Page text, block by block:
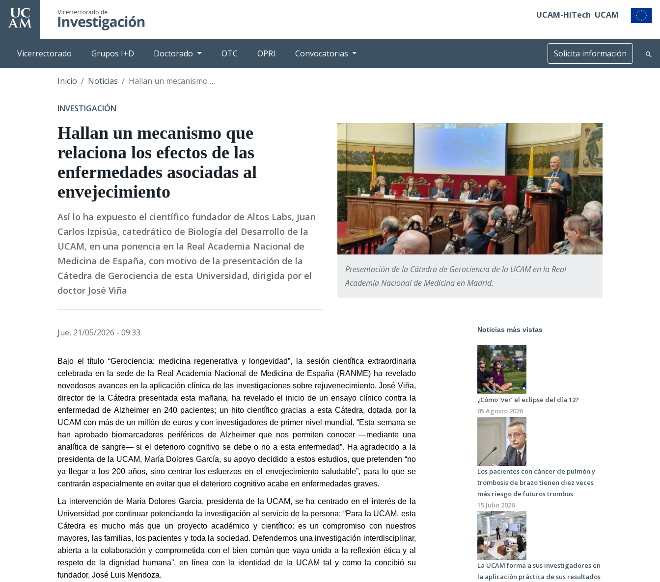
Pasar
principal
UCAM-HiTech UCAM
Vicerrectorado Grupos I+D Doctorado OTC OPRI Convocatorias Solicita información
Inicio Noticias Hallan un mecanismo que relaciona los efectos de las enfermedades asociadas al envejecimiento
INVESTIGACIÓN
Hallan un mecanismo que
relaciona los efectos de las
enfermedades asociadas al
envejecimiento
Así lo ha expuesto el científico fundador de Altos Labs, Juan
Carlos Izpisúa, catedrático de Biología del Desarrollo de la
UCAM, en una ponencia en la Real Academia Nacional de
Medicina de España, con motivo de la presentación de la
Cátedra de Gerociencia de esta Universidad, dirigida por el
doctor José Viña
Presentación de la Cátedra de Gerociencia de la UCAM en la Real
Academia Nacional de Medicina en Madrid.
Jue, 21/05/2026 - 09:33
Bajo el título “Gerociencia: medicina regenerativa y longevidad”, la sesión científica extraordinaria
celebrada en la sede de la Real Academia Nacional de Medicina de España (RANME) ha revelado
novedosos avances en la aplicación clínica de las investigaciones sobre rejuvenecimiento. José Viña,
director de la Cátedra presentada esta mañana, ha revelado el inicio de un ensayo clínico contra la
enfermedad de Alzheimer en 240 pacientes; un hito científico gracias a esta Cátedra, dotada por la
UCAM con más de un millón de euros y con investigadores de primer nivel mundial. “Esta semana se
han aprobado biomarcadores periféricos de Alzheimer que nos permiten conocer —mediante una
analítica de sangre— si el deterioro cognitivo se debe o no a esta enfermedad”. Ha agradecido a la
presidenta de la UCAM, María Dolores García, su apoyo decidido a estos estudios, que pretenden “no
ya llegar a los 200 años, sino centrar los esfuerzos en el envejecimiento saludable”, para lo que se
centrarán especialmente en evitar que el deterioro cognitivo acabe en enfermedades graves.
La intervención de María Dolores García, presidenta de la UCAM, se ha centrado en el interés de la
Universidad por continuar potenciando la investigación al servicio de la persona: “Para la UCAM, esta
Cátedra es mucho más que un proyecto académico y científico: es un compromiso con nuestros
mayores, las familias, los pacientes y toda la sociedad. Defendemos una investigación interdisciplinar,
abierta a la colaboración y comprometida con el bien común que vaya unida a la reflexión ética y al
respeto de la dignidad humana”, en línea con la identidad de la UCAM tal y como la concibió su
fundador, José Luis Mendoza.
Noticias más vistas
¿Cómo ‘ver’ el eclipse del día 12?
05 Agosto 2026
Los pacientes con cáncer de pulmón y
trombosis de brazo tienen diez veces
más riesgo de futuros trombos
15 Julio 2026
La UCAM forma a sus investigadores en
la aplicación práctica de sus resultados